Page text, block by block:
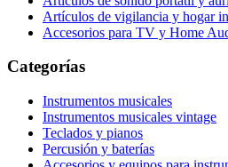
Artículos de vigilancia y hogar
Accesorios para TV y Home
Categorías
Instrumentos musicales
Instrumentos musicales vintage
Teclados y pianos
Percusión y baterías